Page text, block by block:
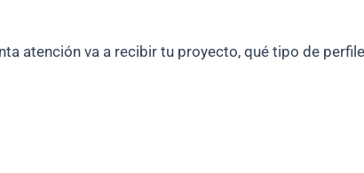
atención va a recibir tu proyecto, qué tipo de